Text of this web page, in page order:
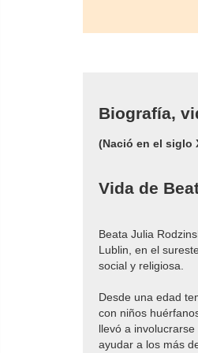
Biografía,
(Nació en el siglo
Vida de
Beata Julia
Lublin, en el
social y religiosa.
Desde una edad
con niños
llevó a
ayudar a los más